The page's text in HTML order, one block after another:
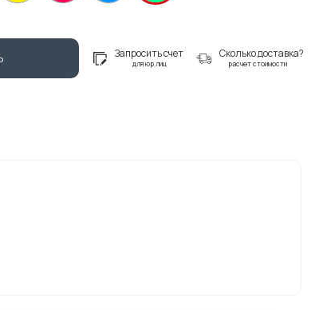
Запросить счет
для юр.лиц
Сколько доставка?
расчет стоимости